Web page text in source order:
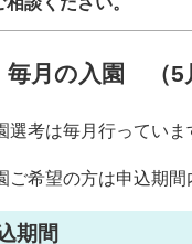
毎月の入園 （5
選考は毎月行っていま
ご希望の方は申込期
期間